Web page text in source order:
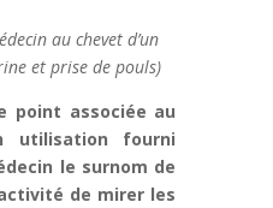
au chevet d’un
et prise de pouls)
point associée au
utilisation fourni
le surnom de
de mirer les